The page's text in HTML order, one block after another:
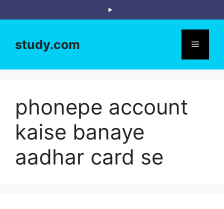
to
study.com Menu
phonepe account
kaise banaye
aadhar card se